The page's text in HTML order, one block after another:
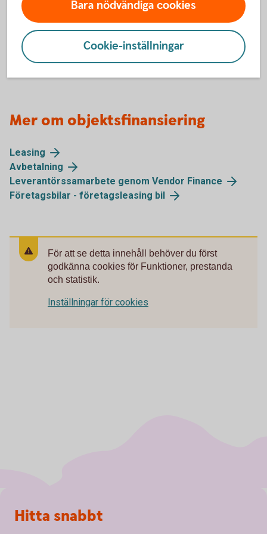
Swedbank
Leasing & Avbetalning
105 34 Stockholm
Mer om objektsfinansiering
Leasing
Avbetalning
Leverantörssamarbete genom Vendor Finance
Företagsbilar - företagsleasing bil
För att se detta innehåll behöver du först
godkänna cookies för Funktioner, prestanda
och statistik.
Inställningar för cookies
Bara nödvändiga cookies
Cookie-inställningar
Sidfot
Hitta snabbt